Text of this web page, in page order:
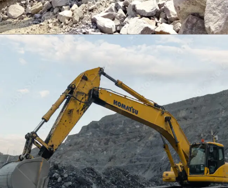
EXCAVATOR TOOLS
KOMATSU PC400LCSE-8
Find Out More